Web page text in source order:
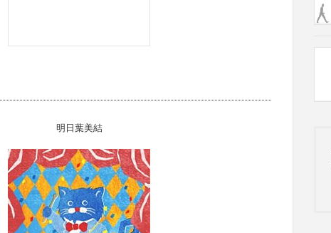
明日葉美結